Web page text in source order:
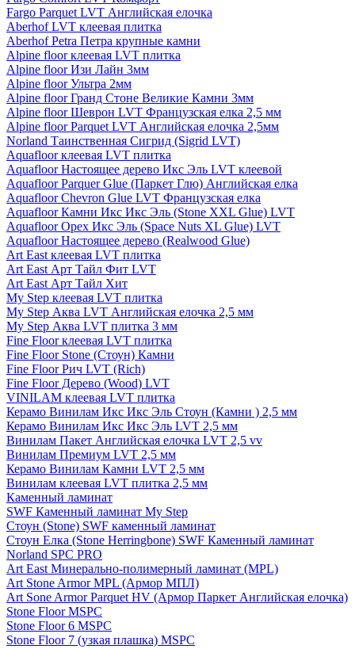
Fargo Parquet LVT Английская елочка
Aberhof LVT клеевая плитка
Aberhof Petra Петра крупные камни
Alpine floor клеевая LVT плитка
Alpine floor Изи Лайн 3мм
Alpine floor Ультра 2мм
Alpine floor Гранд Стоне Великие Камни 3мм
Alpine floor Шеврон LVT Французская елка 2,5 мм
Alpine floor Parquet LVT Английская елочка 2,5мм
Norland Таинственная Сигрид (Sigrid LVT)
Aquafloor клеевая LVT плитка
Aquafloor Настоящее дерево Икс Эль LVT клеевой
Aquafloor Parquer Glue (Паркет Глю) Английская елка
Aquafloor Chevron Glue LVT Французская елка
Aquafloor Камни Икс Икс Эль (Stone XXL Glue) LVT
Aquafloor Орех Икс Эль (Space Nuts XL Glue) LVT
Aquafloor Настоящее дерево (Realwood Glue)
Art East клеевая LVT плитка
Art East Арт Тайл Фит LVT
Art East Арт Тайл Хит
My Step клеевая LVT плитка
My Step Аква LVT Английская елочка 2,5 мм
My Step Аква LVT плитка 3 мм
Fine Floor клеевая LVT плитка
Fine Floor Stone (Стоун) Камни
Fine Floor Рич LVT (Rich)
Fine Floor Дерево (Wood) LVT
VINILAM клеевая LVT плитка
Керамо Винилам Икс Икс Эль Стоун (Камни ) 2,5 мм
Керамо Винилам Икс Икс Эль LVT 2,5 мм
Винилам Пакет Английская елочка LVT 2,5 vv
Винилам Премиум LVT 2,5 мм
Керамо Винилам Камни LVT 2,5 мм
Винилам клеевая LVT плитка 2,5 мм
Каменный ламинат
SWF Каменный ламинат My Step
Стоун (Stone) SWF каменный ламинат
Стоун Елка (Stone Herringbone) SWF Каменный ламинат
Norland SPC PRO
Art East Минерально-полимерный ламинат (MPL)
Art Stone Armor MPL (Армор МПЛ)
Art Sone Armor Parquet HV (Армор Паркет Английская елочка)
Stone Floor MSPC
Stone Floor 6 MSPC
Stone Floor 7 (узкая плашка) MSPC